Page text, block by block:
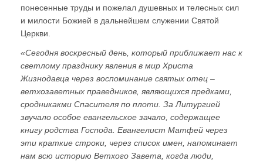
понесенные труды и пожелал душевных и телесных сил
и милости Божией в дальнейшем служении Святой
Церкви.
«Сегодня воскресный день, который приближает нас к
светлому празднику явления в мир Христа
Жизнодавца через воспоминание святых отец –
ветхозаветных праведников, являющихся предками,
сродникакми Спасителя по плоти. За Литургией
звучало особое евангельское зачало, содержащее
книгу родства Господа. Евангелист Матфей через
эти краткие строки, через список имен, напоминает
нам всю историю Ветхого Завета, когда люди,